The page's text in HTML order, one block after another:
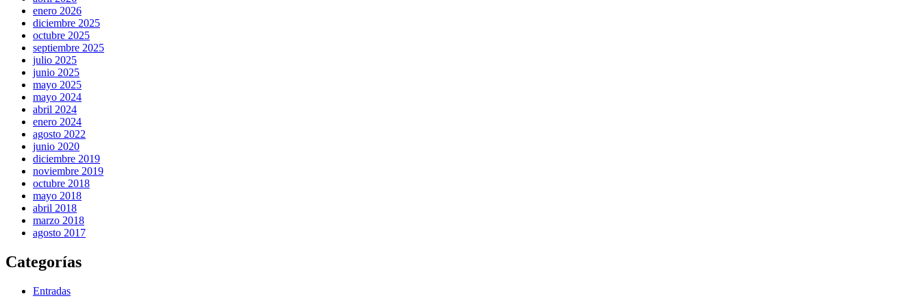
enero 2026
diciembre 2025
octubre 2025
septiembre 2025
julio 2025
junio 2025
mayo 2025
mayo 2024
abril 2024
enero 2024
agosto 2022
junio 2020
diciembre 2019
noviembre 2019
octubre 2018
mayo 2018
abril 2018
marzo 2018
agosto 2017
Categorías
Entradas